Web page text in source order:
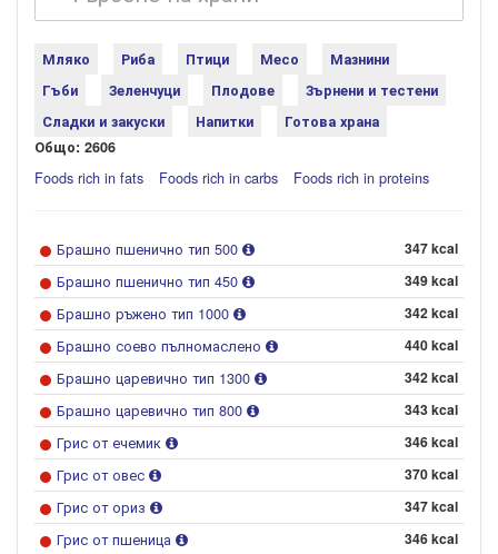
Мляко Риба Птици Месо
Мазнини
Гъби
Зеленчуци Плодове
Зърнени и тестени
Сладки и закуски
Напитки
Готова храна
Общо: 2606
Foods rich in fats Foods rich in carbs Foods rich in proteins
Брашно пшенично тип 500 347 kcal
Брашно пшенично тип 450 349 kcal
Брашно ръжено тип 1000 342 kcal
Брашно соево пълномаслено 440 kcal
Брашно царевично тип 1300 342 kcal
Брашно царевично тип 800 343 kcal
Грис от ечемик 346 kcal
Грис от овес 370 kcal
Грис от ориз 347 kcal
Грис от пшеница 346 kcal